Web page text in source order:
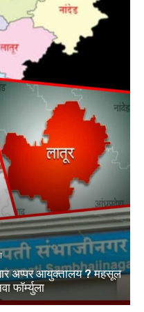
अप्पर आयुक्तालय ? महसूल
फॉर्म्युला